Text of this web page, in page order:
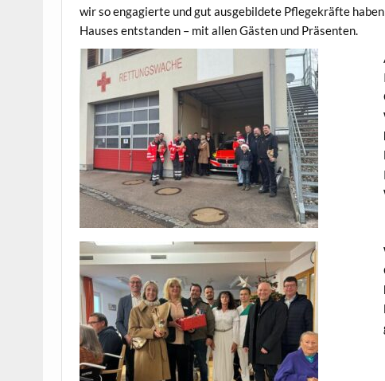
wir so engagierte und gut aus­ge­bildete Pflegekräfte
Haus­es ent­standen – mit allen Gästen und Präsenten.